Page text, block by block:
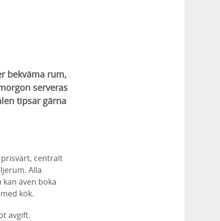
bekväma rum,
serveras
tipsar gärna
centralt
Alla
även boka
kök.
avgift.